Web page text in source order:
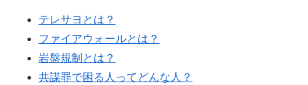
テレサヨとは？
ファイアウォールとは？
岩盤規制とは？
共謀罪で困る人ってどんな人？